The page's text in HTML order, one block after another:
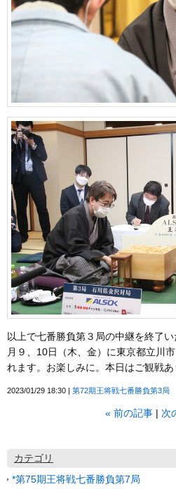
以上で七番勝負第３局の中継を終了
月９、10日（木、金）に東京都立川
れます。お楽しみに。本日はご観戦あ
2023/01/29 18:30 第72期王将戦七番勝負第3局
« 前の記事 次
カテゴリ
*第75期王将戦七番勝負第7局